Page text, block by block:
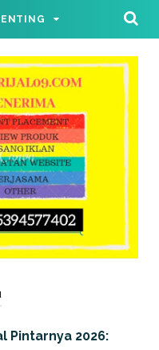
Pintarnya 2026: